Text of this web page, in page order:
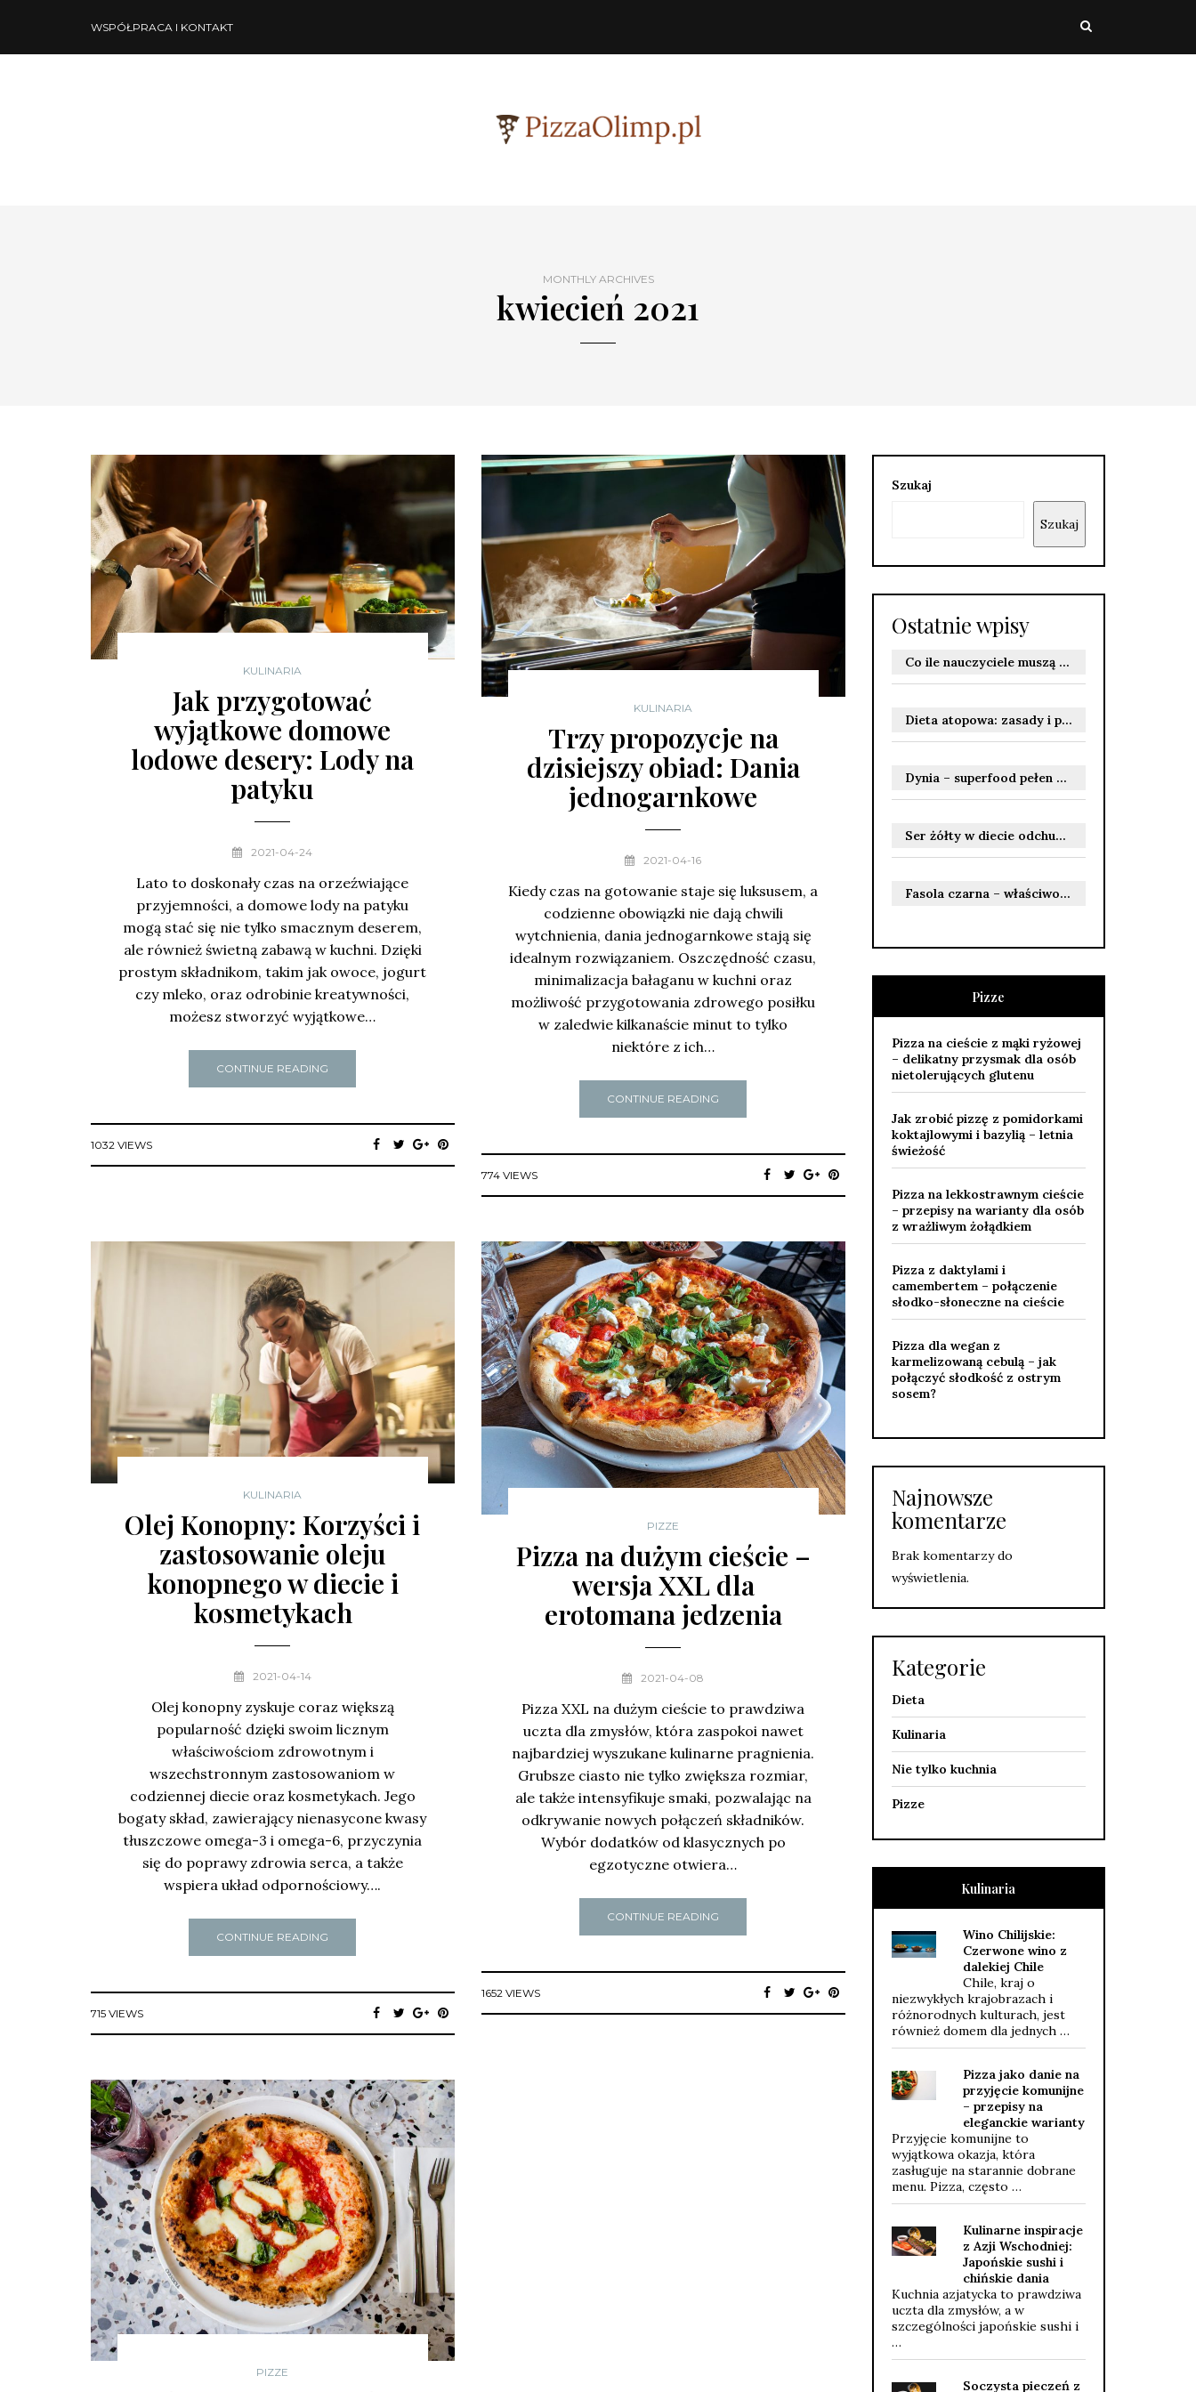
WSPÓŁPRACA I KONTAKT
MONTHLY ARCHIVES
kwiecień 2021
KULINARIA
Jak przygotować
wyjątkowe domowe
lodowe desery: Lody na
patyku
2021-04-24
Lato to doskonały czas na orzeźwiające
przyjemności, a domowe lody na patyku
mogą stać się nie tylko smacznym deserem,
ale również świetną zabawą w kuchni. Dzięki
prostym składnikom, takim jak owoce, jogurt
czy mleko, oraz odrobinie kreatywności,
możesz stworzyć wyjątkowe…
CONTINUE READING
1032 VIEWS
KULINARIA
Trzy propozycje na
dzisiejszy obiad: Dania
jednogarnkowe
2021-04-16
Kiedy czas na gotowanie staje się luksusem, a
codzienne obowiązki nie dają chwili
wytchnienia, dania jednogarnkowe stają się
idealnym rozwiązaniem. Oszczędność czasu,
minimalizacja bałaganu w kuchni oraz
możliwość przygotowania zdrowego posiłku
w zaledwie kilkanaście minut to tylko
niektóre z ich…
CONTINUE READING
774 VIEWS
KULINARIA
Olej Konopny: Korzyści i
zastosowanie oleju
konopnego w diecie i
kosmetykach
2021-04-14
Olej konopny zyskuje coraz większą
popularność dzięki swoim licznym
właściwościom zdrowotnym i
wszechstronnym zastosowaniom w
codziennej diecie oraz kosmetykach. Jego
bogaty skład, zawierający nienasycone kwasy
tłuszczowe omega-3 i omega-6, przyczynia
się do poprawy zdrowia serca, a także
wspiera układ odpornościowy….
CONTINUE READING
715 VIEWS
PIZZE
Pizza na dużym cieście –
wersja XXL dla
erotomana jedzenia
2021-04-08
Pizza XXL na dużym cieście to prawdziwa
uczta dla zmysłów, która zaspokoi nawet
najbardziej wyszukane kulinarne pragnienia.
Grubsze ciasto nie tylko zwiększa rozmiar,
ale także intensyfikuje smaki, pozwalając na
odkrywanie nowych połączeń składników.
Wybór dodatków od klasycznych po
egzotyczne otwiera…
CONTINUE READING
1652 VIEWS
PIZZE
Szukaj
Szukaj
Ostatnie wpisy
Co ile nauczyciele muszą odbywać szkolenie BHP? Terminy szkoleń wstępnych i okresowych
Dieta atopowa: zasady i produkty wspierające zdrowie skóry
Dynia – superfood pełen witamin i właściwości zdrowotnych
Ser żółty w diecie odchudzającej – czy można go jeść?
Fasola czarna – właściwości zdrowotne i odżywcze dla Ciebie
Pizze
Pizza na cieście z mąki ryżowej
– delikatny przysmak dla osób
nietolerujących glutenu
Jak zrobić pizzę z pomidorkami
koktajlowymi i bazylią – letnia
świeżość
Pizza na lekkostrawnym cieście
– przepisy na warianty dla osób
z wrażliwym żołądkiem
Pizza z daktylami i
camembertem – połączenie
słodko-słoneczne na cieście
Pizza dla wegan z
karmelizowaną cebulą – jak
połączyć słodkość z ostrym
sosem?
Najnowsze
komentarze
Brak komentarzy do
wyświetlenia.
Kategorie
Dieta
Kulinaria
Nie tylko kuchnia
Pizze
Kulinaria
Wino Chilijskie:
Czerwone wino z
dalekiej Chile
Chile, kraj o
niezwykłych krajobrazach i
różnorodnych kulturach, jest
również domem dla jednych …
Pizza jako danie na
przyjęcie komunijne
– przepisy na
eleganckie warianty
Przyjęcie komunijne to
wyjątkowa okazja, która
zasługuje na starannie dobrane
menu. Pizza, często …
Kulinarne inspiracje
z Azji Wschodniej:
Japońskie sushi i
chińskie dania
Kuchnia azjatycka to prawdziwa
uczta dla zmysłów, a w
szczególności japońskie sushi i
…
Soczysta pieczeń z